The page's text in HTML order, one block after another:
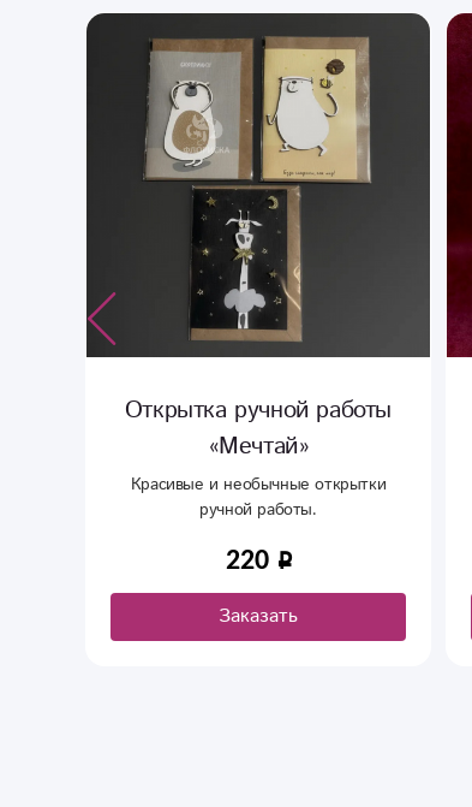
Открытка ручной работы
«Мечтай»
Красивые и необычные открытки
ручной работы.
220
Заказать